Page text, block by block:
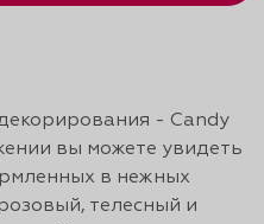
- Candy
вы можете увидеть
в нежных
телесный и